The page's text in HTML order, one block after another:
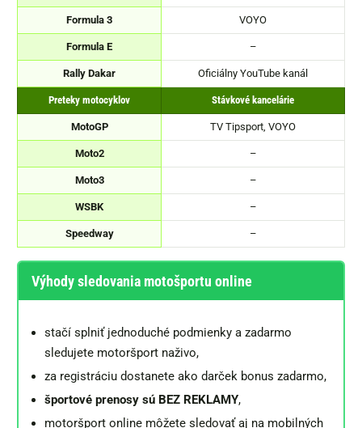
Formula 3 VOYO
Formula E –
Rally Dakar Oficiálny YouTube kanál
Preteky motocyklov Stávkové kancelárie
MotoGP TV Tipsport, VOYO
Moto2 –
Moto3 –
WSBK –
Speedway –
Výhody sledovania motošportu online
stačí splniť jednoduché podmienky a zadarmo
sledujete motoršport naživo,
za registráciu dostanete ako darček bonus zadarmo,
športové prenosy sú BEZ REKLAMY,
motoršport online môžete sledovať aj na mobilných